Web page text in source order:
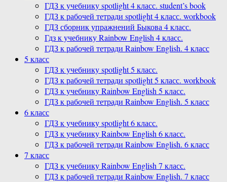
ГДЗ к учебнику spotlight 4 класс. student’s book
ГДЗ к рабочей тетради spotlight 4 класс. workbook
ГДЗ сборник упражнений Быкова 4 класс.
Гдз к учебнику Rainbow English 4 класс.
ГДЗ к рабочей тетради Rainbow English. 4 класс
5 класс
ГДЗ к учебнику spotlight 5 класс.
ГДЗ к рабочей тетради spotlight 5 класс. workbook
ГДЗ к учебнику Rainbow English 5 класс.
ГДЗ к рабочей тетради Rainbow English. 5 класс
6 класс
ГДЗ к учебнику spotlight 6 класс.
ГДЗ к учебнику Rainbow English 6 класс.
ГДЗ к рабочей тетради Rainbow English. 6 класс
7 класс
ГДЗ к учебнику Rainbow English 7 класс.
ГДЗ к рабочей тетради Rainbow English. 7 класс